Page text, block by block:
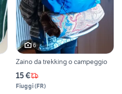
6
Zaino da trekking o campeggio
15 €
Fiuggi(FR)